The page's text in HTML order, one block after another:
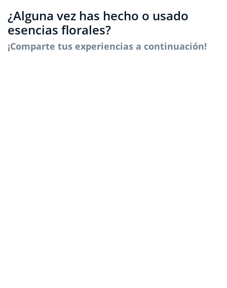
¿Alguna vez has hecho o usado
esencias florales?
¡Comparte tus experiencias a continuación!